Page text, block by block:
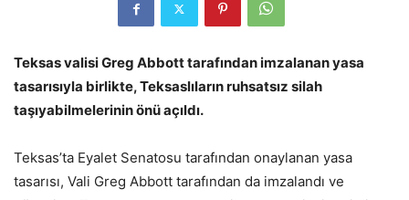
Teksas valisi Greg Abbott tarafından imzalanan yasa
tasarısıyla birlikte, Teksaslıların ruhsatsız silah
taşıyabilmelerinin önü açıldı.
Teksas’ta Eyalet Senatosu tarafından onaylanan yasa
tasarısı, Vali Greg Abbott tarafından da imzalandı ve